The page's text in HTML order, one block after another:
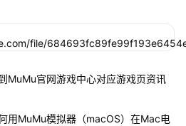
MuMu官网游戏中心对应游戏页资讯
用MuMu模拟器（macOS）在Mac电